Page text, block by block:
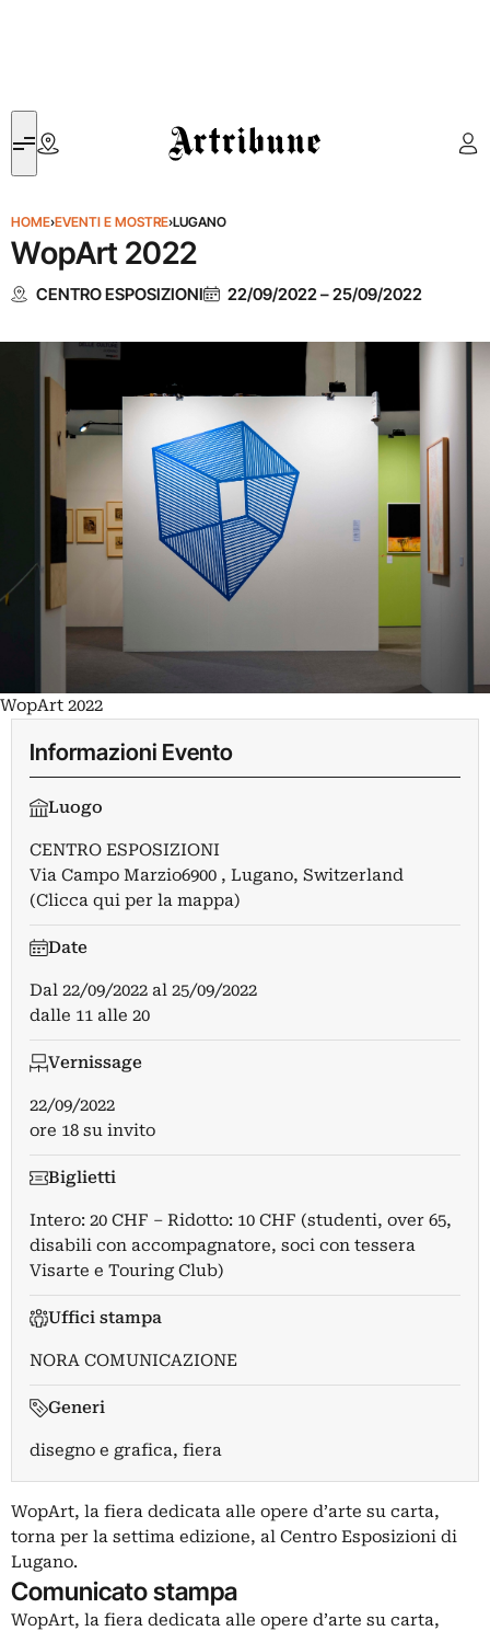
Artribune
HOME›EVENTI E MOSTRE›LUGANO
WopArt 2022
CENTRO ESPOSIZIONI 22/09/2022–25/09/2022
WopArt 2022
Informazioni Evento
Luogo
CENTRO ESPOSIZIONI
Via Campo Marzio6900 , Lugano, Switzerland
(Clicca qui per la mappa)
Date
Dal 22/09/2022 al 25/09/2022
dalle 11 alle 20
Vernissage
22/09/2022
ore 18 su invito
Biglietti
Intero: 20 CHF – Ridotto: 10 CHF (studenti, over 65,
disabili con accompagnatore, soci con tessera
Visarte e Touring Club)
Uffici stampa
NORA COMUNICAZIONE
Generi
disegno e grafica, fiera
WopArt, la fiera dedicata alle opere d’arte su carta,
torna per la settima edizione, al Centro Esposizioni di
Lugano.
Comunicato stampa
WopArt, la fiera dedicata alle opere d’arte su carta,